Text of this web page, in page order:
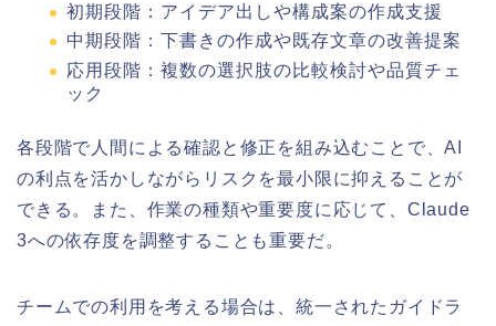
初期段階：アイデア出しや構成案の作成支援
中期段階：下書きの作成や既存文章の改善提案
応用段階：複数の選択肢の比較検討や品質チェ
ック
各段階で人間による確認と修正を組み込むことで、AI
の利点を活かしながらリスクを最小限に抑えることが
できる。また、作業の種類や重要度に応じて、Claude
3への依存度を調整することも重要だ。
チームでの利用を考える場合は、統一されたガイドラ